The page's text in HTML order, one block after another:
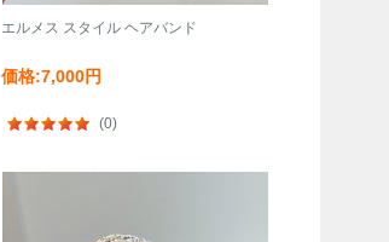
エルメス スタイル ヘアバンド
価格:7,000円
(0)